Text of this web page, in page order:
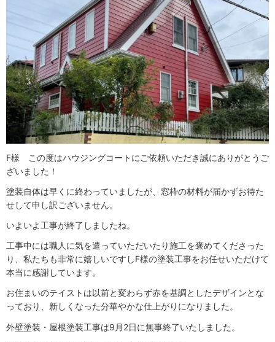
F様 この度はハウジングコートにご依頼いただき誠にありがとうご
ざいました！
塗装自体は早くに終わっていましたが、窓枠の材料が届かずお待た
せして申し訳ございません。
いよいよ工事が終了しましたね。
工事中には職人に気を遣っていただいたり施工を褒めてくださった
り、私たちも非常に嬉しいですしF様の塗装工事をお任せいただけて
本当に感謝しています。
お住まいのテイストは以前と変わらず赤を基調としたデザインとな
っており、新しくなった分華やかな仕上がりになりました。
外壁塗装・屋根塗装工事は9月2日に無事終了いたしました。